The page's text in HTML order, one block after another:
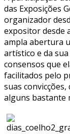
das Exposições
organizador
expositor desde
ampla abertura
artístico e da
consensos que
facilitados pelo
suas
alguns bastante